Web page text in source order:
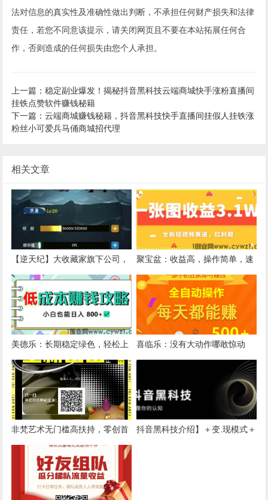
法对信息的真实性及准确性做出判断，不承担任何财产损失和法律
责任，若您不同意该提示，请关闭网页且不要在本站拓展任何合
作，否则造成的任何损失由您个人承担。
上一篇：稳定副业爆发！揭秘抖音黑科技云端商城快手涨粉直播间
挂铁点赞软件赚钱秘籍
下一篇：云端商城赚钱秘籍，抖音黑科技快手直播间挂假人挂铁涨
粉丝小可爱兵马俑商城招代理
相关文章
【逆天纪】大收藏家旗下公司，
可零撸可复投无上限，淘金城镇
模式
聚宝盆：收益高，操作简单，速
度上车吃肉
美德乐：长期稳定绿色，轻松上
手，当天见收益
喜临乐：没有大动作哪敢惊动
你！年度大盘，一对一教学，全
非梵艺术无门槛高扶持，零创首
抖音黑科技介绍】＋变.现模式＋